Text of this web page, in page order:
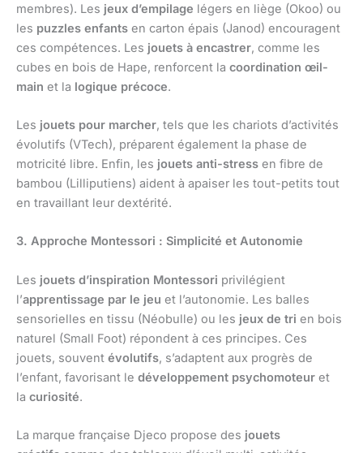
membres). Les jeux d’empilage légers en liège (Okoo) ou
les puzzles enfants en carton épais (Janod) encouragent
ces compétences. Les jouets à encastrer, comme les
cubes en bois de Hape, renforcent la coordination œil-
main et la logique précoce.
Les jouets pour marcher, tels que les chariots d’activités
évolutifs (VTech), préparent également la phase de
motricité libre. Enfin, les jouets anti-stress en fibre de
bambou (Lilliputiens) aident à apaiser les tout-petits tout
en travaillant leur dextérité.
3. Approche Montessori : Simplicité et Autonomie
Les jouets d’inspiration Montessori privilégient
l’apprentissage par le jeu et l’autonomie. Les balles
sensorielles en tissu (Néobulle) ou les jeux de tri en bois
naturel (Small Foot) répondent à ces principes. Ces
jouets, souvent évolutifs, s’adaptent aux progrès de
l’enfant, favorisant le développement psychomoteur et
la curiosité.
La marque française Djeco propose des jouets